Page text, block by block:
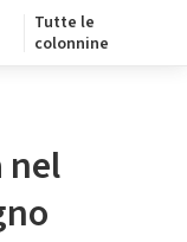
Tutte le
colonnine
nel